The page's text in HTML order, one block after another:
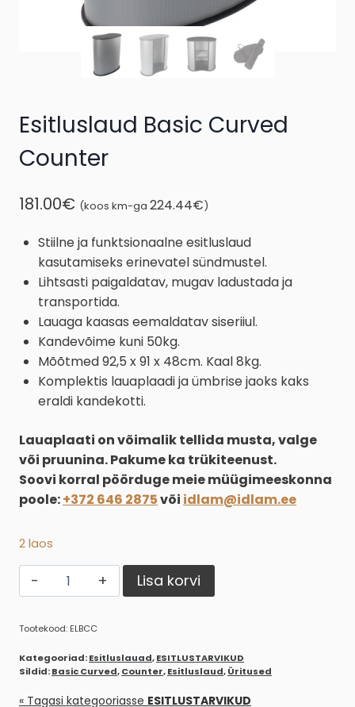
Esitluslaud Basic Curved
Counter
181.00€ (koos km-ga 224.44€)
Stiilne ja funktsionaalne esitluslaud
kasutamiseks erinevatel sündmustel.
Lihtsasti paigaldatav, mugav ladustada ja
transportida.
Lauaga kaasas eemaldatav siseriiul.
Kandevõime kuni 50kg.
Mõõtmed 92,5 x 91 x 48cm. Kaal 8kg.
Komplektis lauaplaadi ja ümbrise jaoks kaks
eraldi kandekotti.
Lauaplaati on võimalik tellida musta, valge
või pruunina. Pakume ka trükiteenust.
Soovi korral pöörduge meie müügimeeskonna
poole:+372 646 2875või idlam@idlam.ee
2 laos
Esitluslaud
Basic
Counter
kogus
Lisa korvi
Tootekood: ELBCC
Kategooriad:Esitluslauad,ESITLUSTARVIKUD
Sildid:Basic Curved,Counter,Esitluslaud,Üritused
« Tagasi kategooriasse ESITLUSTARVIKUD